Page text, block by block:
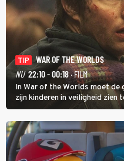
TIP
WAR OF THE WORLDS
NU 22:10 - 00:18· FILM
In War of the Worlds moet de
zijn kinderen in veiligheid zien
aanvallen.